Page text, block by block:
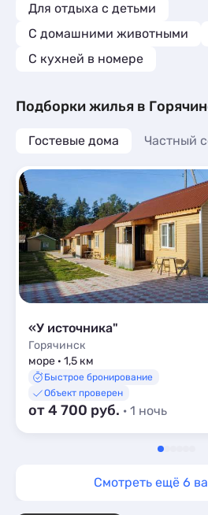
Для отдыха с детьми
С домашними животными
C кухней в номере
Подборки жилья в
Гостевые дома Частный
«У источника"
Горячинск
море · 1,5 км
Быстрое бронирование
Объект проверен
от 4 700 руб. · 1 ночь
Смотреть ещё 6